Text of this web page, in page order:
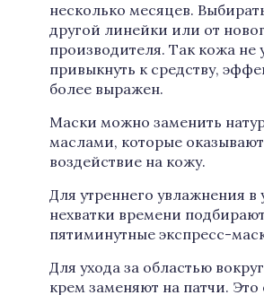
несколько месяцев.
другой линейки или от
производителя. Так кожа не
привыкнуть к средству,
более выражен.
Маски можно заменить
маслами, которые
воздействие на кожу.
Для утреннего увлажнения в
нехватки времени
пятиминутные экспресс-
Для ухода за областью
крем заменяют на патчи.